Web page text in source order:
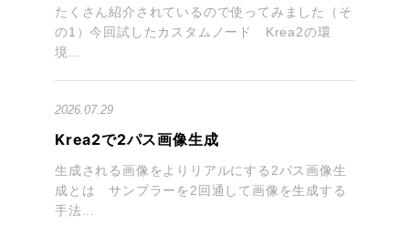
たくさん紹介されているので使ってみました（そ
の1）今回試したカスタムノード Krea2の環
境...
2026.07.29
Krea2で2パス画像生成
生成される画像をよりリアルにする2パス画像生
成とは サンプラーを2回通して画像を生成する
手法...